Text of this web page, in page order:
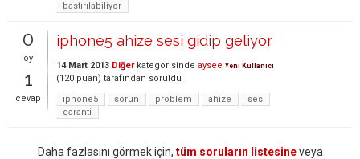
bastırılabiliyor
0
oy
1
cevap
iphone5 ahize sesi gidip geliyor
14 Mart 2013 Diğerkategorisinde aysee Yeni Kullanıcı
(120 puan) tarafından soruldu
iphone5
sorun problem ahize
ses
garanti
Daha fazlasını görmek için, tüm soruların listesineveya